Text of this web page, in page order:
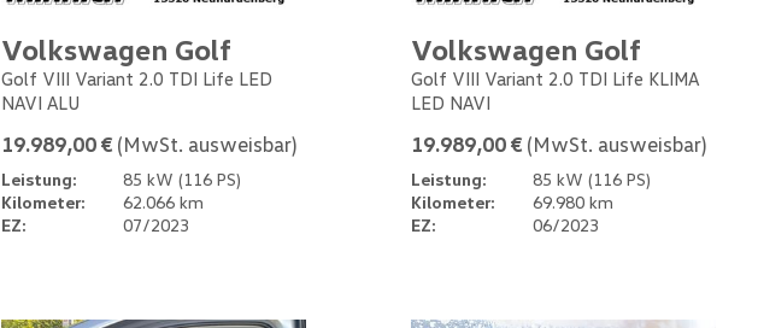
Volkswagen Golf
Golf VIII Variant 2.0 TDI Life LED
NAVI ALU
19.989,00 € (MwSt. ausweisbar)
Leistung:
85 kW (116 PS)
Kilometer:
62.066 km
EZ:
07/2023
Volkswagen Golf
Golf VIII Variant 2.0 TDI Life KLIMA
LED NAVI
19.989,00 € (MwSt. ausweisbar)
Leistung:
85 kW (116 PS)
Kilometer:
69.980 km
EZ:
06/2023